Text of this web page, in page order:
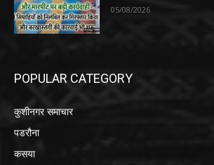
05/08/2026
POPULAR CATEGORY
कुशीनगर समाचार
पडरौना
कसया